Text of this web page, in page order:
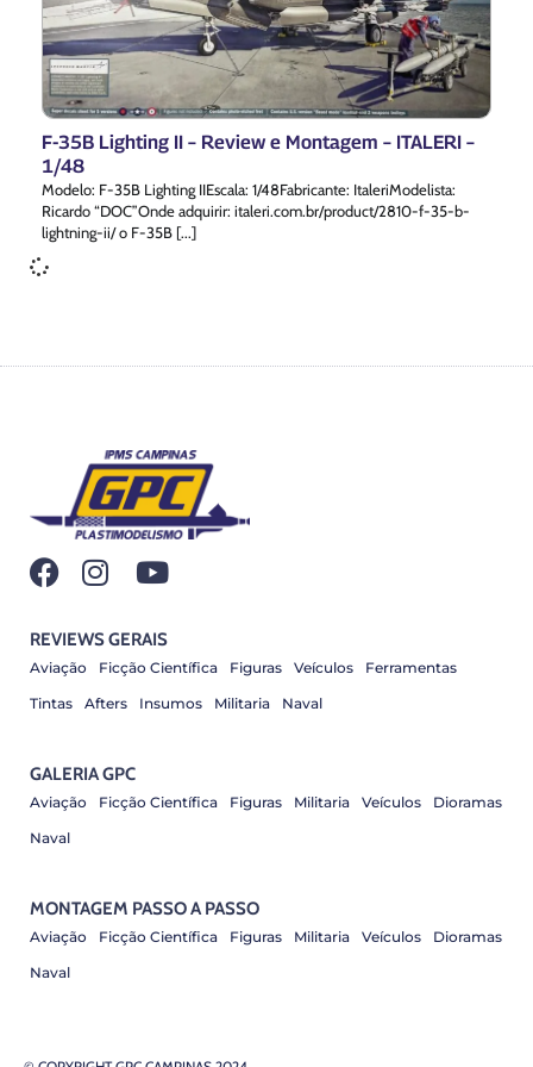
F-35B Lighting II – Review e Montagem – ITALERI –
1/48
Modelo: F-35B Lighting IIEscala: 1/48Fabricante: ItaleriModelista:
Ricardo “DOC”Onde adquirir: italeri.com.br/product/2810-f-35-b-
lightning-ii/ o F-35B [...]
GALERIA GPC
Aviação Ficção Científica Figuras Militaria Veículos
Dioramas
Naval
REVIEWS GERAIS
Aviação Ficção Científica Figuras Veículos
Ferramentas
Tintas
Afters Insumos Militaria Naval
MONTAGEM PASSO A PASSO
Aviação Ficção Científica Figuras Militaria Veículos
Dioramas
Naval